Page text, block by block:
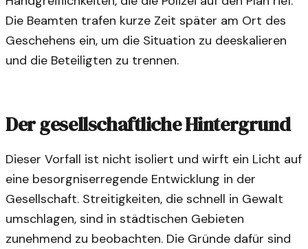
Die Beamten trafen kurze Zeit später am Ort des
Geschehens ein, um die Situation zu deeskalieren
und die Beteiligten zu trennen.
Der gesellschaftliche Hintergrund
Dieser Vorfall ist nicht isoliert und wirft ein Licht auf
eine besorgniserregende Entwicklung in der
Gesellschaft. Streitigkeiten, die schnell in Gewalt
umschlagen, sind in städtischen Gebieten
zunehmend zu beobachten. Die Gründe dafür sind